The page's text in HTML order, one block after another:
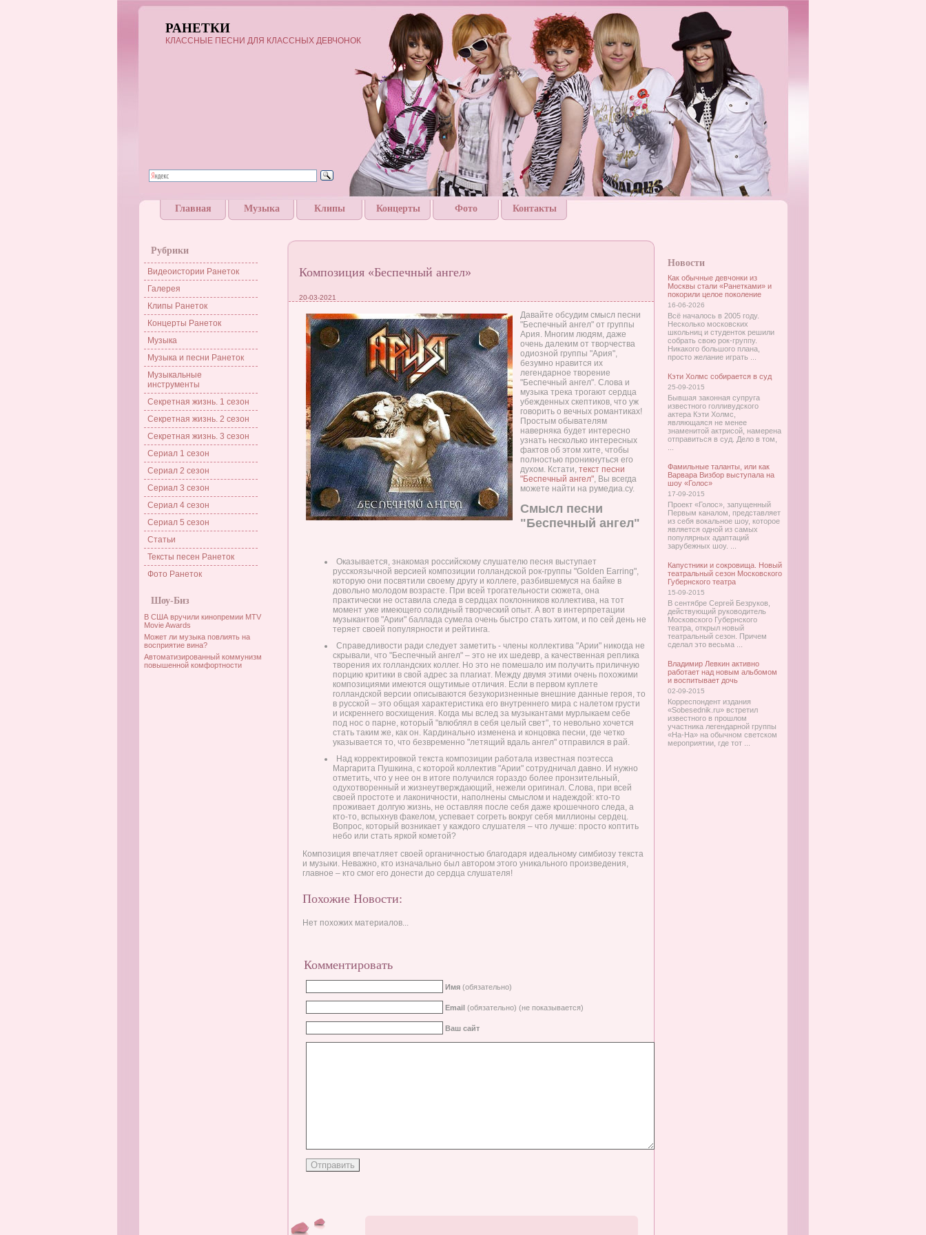
РАНЕТКИ
КЛАССНЫЕ ПЕСНИ ДЛЯ КЛАССНЫХ ДЕВЧОНОК
Главная Музыка Клипы Концерты Фото Контакты
Рубрики
Видеоистории Ранеток
Галерея
Клипы Ранеток
Концерты Ранеток
Музыка
Музыка и песни Ранеток
Музыкальные
инструменты
Секретная жизнь. 1 сезон
Секретная жизнь. 2 сезон
Секретная жизнь. 3 сезон
Сериал 1 сезон
Сериал 2 сезон
Сериал 3 сезон
Сериал 4 сезон
Сериал 5 сезон
Статьи
Тексты песен Ранеток
Фото Ранеток
Шоу-Биз
В США вручили кинопремии MTV
Movie Awards
Может ли музыка повлиять на
восприятие вина?
Автоматизированный коммунизм
повышенной комфортности
Композиция «Беспечный ангел»
20-03-2021
Давайте обсудим смысл песни
"Беспечный ангел" от группы
Ария. Многим людям, даже
очень далеким от творчества
одиозной группы "Ария",
безумно нравится их
легендарное творение
"Беспечный ангел". Слова и
музыка трека трогают сердца
убежденных скептиков, что уж
говорить о вечных романтиках!
Простым обывателям
наверняка будет интересно
узнать несколько интересных
фактов об этом хите, чтобы
полностью проникнуться его
духом. Кстати, текст песни
"Беспечный ангел", Вы всегда
можете найти на румедиа.су.
Смысл песни
"Беспечный ангел"
Оказывается, знакомая российскому слушателю песня выступает
русскоязычной версией композиции голландской рок-группы "Golden Earring",
которую они посвятили своему другу и коллеге, разбившемуся на байке в
довольно молодом возрасте. При всей трогательности сюжета, она
практически не оставила следа в сердцах поклонников коллектива, на тот
момент уже имеющего солидный творческий опыт. А вот в интерпретации
музыкантов "Арии" баллада сумела очень быстро стать хитом, и по сей день не
теряет своей популярности и рейтинга.
Справедливости ради следует заметить - члены коллектива "Арии" никогда не
скрывали, что "Беспечный ангел" – это не их шедевр, а качественная реплика
творения их голландских коллег. Но это не помешало им получить приличную
порцию критики в свой адрес за плагиат. Между двумя этими очень похожими
композициями имеются ощутимые отличия. Если в первом куплете
голландской версии описываются безукоризненные внешние данные героя, то
в русской – это общая характеристика его внутреннего мира с налетом грусти
и искреннего восхищения. Когда мы вслед за музыкантами мурлыкаем себе
под нос о парне, который "влюблял в себя целый свет", то невольно хочется
стать таким же, как он. Кардинально изменена и концовка песни, где четко
указывается то, что безвременно "летящий вдаль ангел" отправился в рай.
Над корректировкой текста композиции работала известная поэтесса
Маргарита Пушкина, с которой коллектив "Арии" сотрудничал давно. И нужно
отметить, что у нее он в итоге получился гораздо более пронзительный,
одухотворенный и жизнеутверждающий, нежели оригинал. Слова, при всей
своей простоте и лаконичности, наполнены смыслом и надеждой: кто-то
проживает долгую жизнь, не оставляя после себя даже крошечного следа, а
кто-то, вспыхнув факелом, успевает согреть вокруг себя миллионы сердец.
Вопрос, который возникает у каждого слушателя – что лучше: просто коптить
небо или стать яркой кометой?
Композиция впечатляет своей органичностью благодаря идеальному симбиозу текста
и музыки. Неважно, кто изначально был автором этого уникального произведения,
главное – кто смог его донести до сердца слушателя!
Похожие Новости:
Нет похожих материалов...
Комментировать
Имя (обязательно)
Email (обязательно) (не показывается)
Ваш сайт
Новости
Как обычные девчонки из
Москвы стали «Ранетками» и
покорили целое поколение
16-06-2026
Всё началось в 2005 году.
Несколько московских
школьниц и студенток решили
собрать свою рок-группу.
Никакого большого плана,
просто желание играть ...
Кэти Холмс собирается в суд
25-09-2015
Бывшая законная супруга
известного голливудского
актера Кэти Холмс,
являющаяся не менее
знаменитой актрисой, намерена
отправиться в суд. Дело в том,
Фамильные таланты, или как
Варвара Визбор выступала на
шоу «Голос»
17-09-2015
Проект «Голос», запущенный
Первым каналом, представляет
из себя вокальное шоу, которое
является одной из самых
популярных адаптаций
зарубежных шоу. ...
Капустники и сокровища. Новый
театральный сезон Московского
Губернского театра
15-09-2015
В сентябре Сергей Безруков,
действующий руководитель
Московского Губернского
театра, открыл новый
театральный сезон. Причем
сделал это весьма ...
Владимир Левкин активно
работает над новым альбомом
и воспитывает дочь
02-09-2015
Корреспондент издания
«Sobesednik.ru» встретил
известного в прошлом
участника легендарной группы
«На-На» на обычном светском
мероприятии, где тот ...